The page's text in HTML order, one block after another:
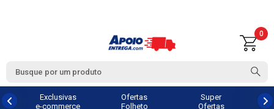
0
Exclusivas
e-commerce
Ofertas
Folheto
Super
Ofertas